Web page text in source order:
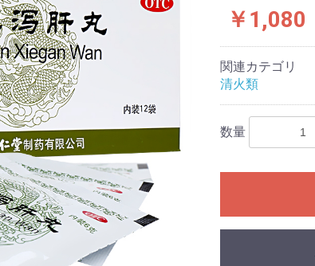
￥1,080
関連カテゴリ
清火類
数量